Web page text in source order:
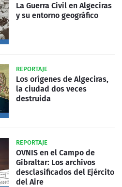
La Guerra Civil en Algeciras
y su entorno geográfico
REPORTAJE
Los orígenes de Algeciras,
la ciudad dos veces
destruida
REPORTAJE
OVNIS en el Campo de
Gibraltar: Los archivos
desclasificados del Ejército
del Aire